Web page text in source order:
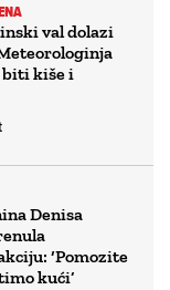
val dolazi
biti kiše i
Denisa
‘Pomozite
kući’